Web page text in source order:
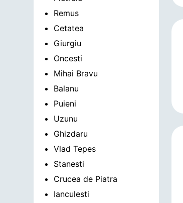
Remus
Cetatea
Giurgiu
Oncesti
Mihai Bravu
Balanu
Puieni
Uzunu
Ghizdaru
Vlad Tepes
Stanesti
Crucea de Piatra
Ianculesti